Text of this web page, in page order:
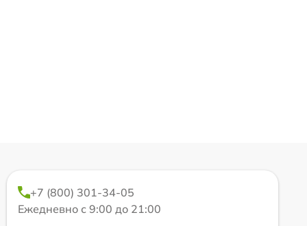
+7 (800) 301-34-05
Ежедневно с 9:00 до 21:00